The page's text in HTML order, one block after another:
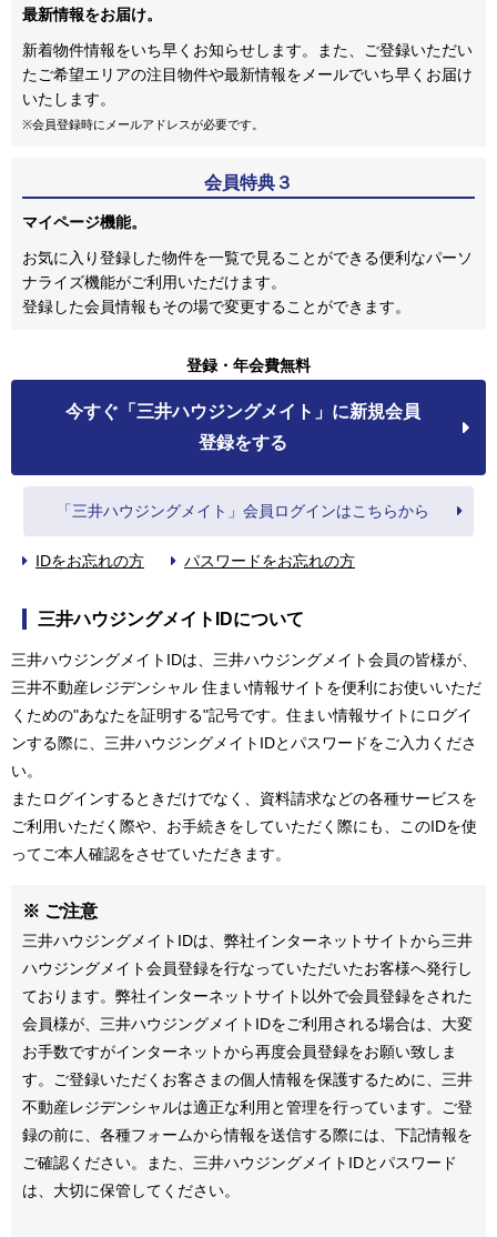
最新情報をお届け。
新着物件情報をいち早くお知らせします。また、ご登録いただい
たご希望エリアの注目物件や最新情報をメールでいち早くお届け
いたします。
※会員登録時にメールアドレスが必要です。
会員特典３
マイページ機能。
お気に入り登録した物件を一覧で見ることができる便利なパーソ
ナライズ機能がご利用いただけます。
登録した会員情報もその場で変更することができます。
登録・年会費無料
今すぐ「三井ハウジングメイト」に新規会員
登録をする
「三井ハウジングメイト」会員ログインはこちらから
IDをお忘れの方 パスワードをお忘れの方
三井ハウジングメイトIDについて
三井ハウジングメイトIDは、三井ハウジングメイト会員の皆様が、
三井不動産レジデンシャル 住まい情報サイトを便利にお使いいただ
くための"あなたを証明する"記号です。住まい情報サイトにログイ
ンする際に、三井ハウジングメイトIDとパスワードをご入力くださ
い。
またログインするときだけでなく、資料請求などの各種サービスを
ご利用いただく際や、お手続きをしていただく際にも、このIDを使
ってご本人確認をさせていただきます。
※ ご注意
三井ハウジングメイトIDは、弊社インターネットサイトから三井
ハウジングメイト会員登録を行なっていただいたお客様へ発行し
ております。弊社インターネットサイト以外で会員登録をされた
会員様が、三井ハウジングメイトIDをご利用される場合は、大変
お手数ですがインターネットから再度会員登録をお願い致しま
す。ご登録いただくお客さまの個人情報を保護するために、三井
不動産レジデンシャルは適正な利用と管理を行っています。ご登
録の前に、各種フォームから情報を送信する際には、下記情報を
ご確認ください。また、三井ハウジングメイトIDとパスワード
は、大切に保管してください。